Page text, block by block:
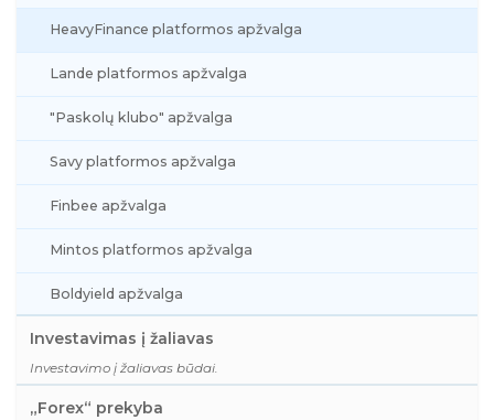
HeavyFinance platformos apžvalga
Lande platformos apžvalga
"Paskolų klubo" apžvalga
Savy platformos apžvalga
Finbee apžvalga
Mintos platformos apžvalga
Boldyield apžvalga
Investavimas į žaliavas
Investavimo į žaliavas būdai.
„Forex“ prekyba